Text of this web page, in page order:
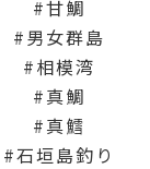
甘鯛
男女群島
相模湾
真鯛
真鱈
石垣島釣り